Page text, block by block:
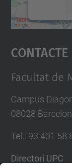
Contacte
Facultat de
Campus
08028
Tel. : 93 401 58
Directori UPC